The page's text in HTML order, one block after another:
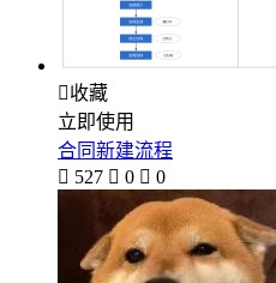
收藏
立即使用
合同新建流程
 527  0  0